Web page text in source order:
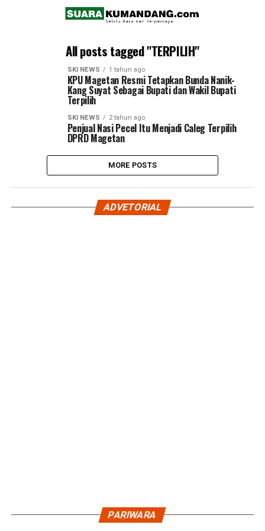
All posts tagged "TERPILIH"
SKI NEWS 1 tahun ago
KPU Magetan Resmi Tetapkan Bunda Nanik-
Kang Suyat Sebagai Bupati dan Wakil Bupati
Terpilih
SKI NEWS 2 tahun ago
Penjual Nasi Pecel Itu Menjadi Caleg Terpilih
DPRD Magetan
MORE POSTS
ADVETORIAL
PARIWARA